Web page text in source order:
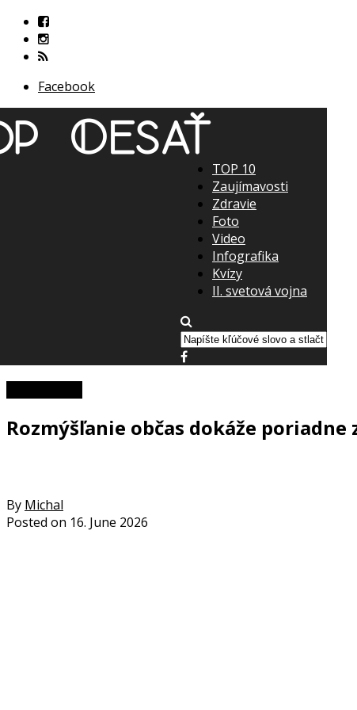
Facebook
TOP 10
Zaujímavosti
Zdravie
Foto
Video
Infografika
Kvízy
II. svetová vojna
Rozmýšľanie občas dokáže
By Michal
Posted on 16. June 2026